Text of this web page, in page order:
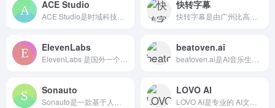
ACE Studio 快转字幕
ElevenLabs beatoven.ai
Sonauto LOVO AI